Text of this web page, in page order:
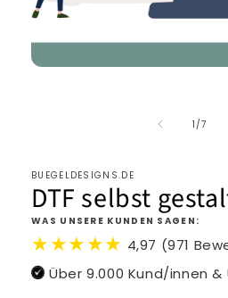
1 /von
7
BUEGELDESIGNS.DE
DTF selbst
WAS UNSERE KUNDEN SAGEN:
★★★★★ 4,97 (971
Über 9.000 Kund/innen